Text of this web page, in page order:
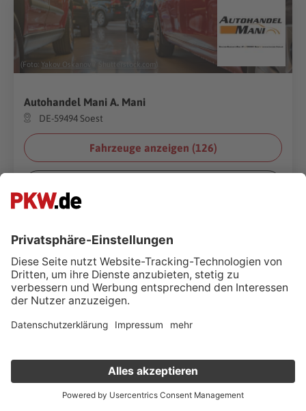
(Foto: Yakov Oskanov Shutterstock.com
Autohandel Mani A. Mani
DE-59494 Soest
Fahrzeuge anzeigen (126)
(Foto: voyata Shutterstock.com
Autohaus Silber
DE-41540 Dormagen
Fahrzeuge anzeigen (
Verkauf deinen Gebrauchten online